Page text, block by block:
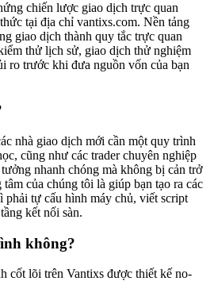
chiến lược giao dịch trực quan
tại địa chỉ vantixs.com. Nền tảng
giao dịch thành quy tắc trực quan
thử lịch sử, giao dịch thử nghiệm
ro trước khi đưa nguồn vốn của bạn
nhà giao dịch mới cần một quy trình
cũng như các trader chuyên nghiệp
nhanh chóng mà không bị cản trở
của chúng tôi là giúp bạn tạo ra các
tự cấu hình máy chủ, viết script
kết nối sàn.
không?
cốt lõi trên Vantixs được thiết kế no-